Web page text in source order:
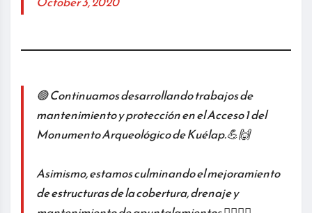
🟢 Continuamos desarrollando trabajos de
mantenimiento y protección en el Acceso 1 del
Monumento Arqueológico de Kuélap.💪🙌
Asimismo, estamos culminando el mejoramiento
de estructuras de la cobertura, drenaje y